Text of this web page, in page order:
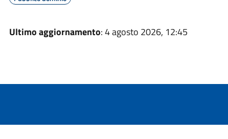
Ultimo aggiornamento: 4 agosto 2026, 12:45